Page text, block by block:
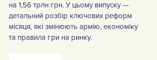
на 1,56 трлн грн. У цьому випуску —
детальний розбір ключових реформ
місяця, які змінюють армію, економіку
та правила гри на ринку.